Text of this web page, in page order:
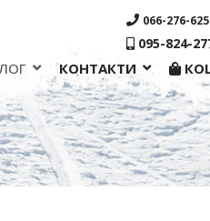
КОНТАКТИ
066-276-
095-824-